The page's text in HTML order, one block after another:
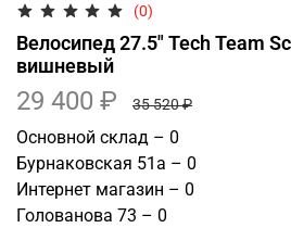
(0)
Велосипед 27.5" Tech Team
вишневый
29 400 ₽ 35 520 ₽
Основной склад – 0
Бурнаковская 51а – 0
Интернет магазин – 0
Голованова 73 – 0